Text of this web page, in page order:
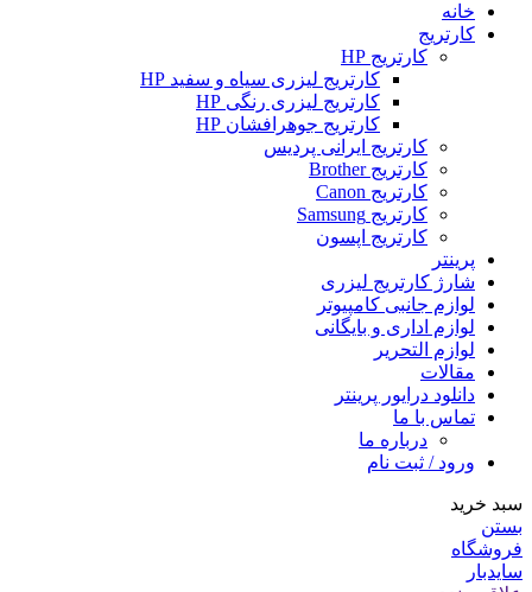
خانه
کارتریج
کارتریج HP
کارتریج لیزری سیاه و سفید HP
کارتریج لیزری رنگی HP
کارتریج جوهرافشان HP
کارتریج ایرانی پردیس
کارتریج Brother
کارتریج Canon
کارتریج Samsung
کارتریج اپسون
پرینتر
شارژ کارتریج لیزری
لوازم جانبی کامپیوتر
لوازم اداری و بایگانی
لوازم التحریر
مقالات
دانلود درایور پرینتر
تماس با ما
درباره ما
ورود / ثبت نام
سبد خرید
بستن
فروشگاه
سایدبار